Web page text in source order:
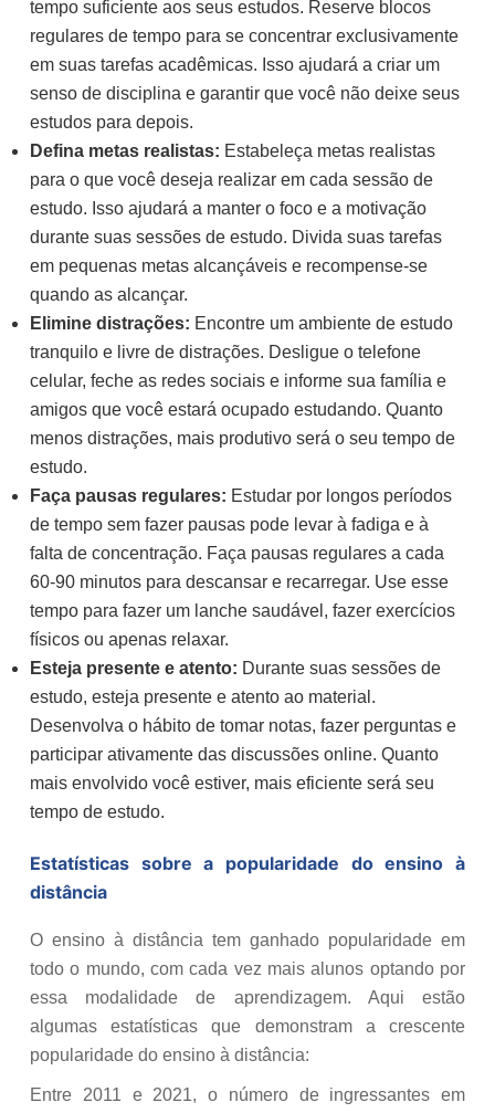
tempo suficiente aos seus estudos. Reserve blocos
regulares de tempo para se concentrar exclusivamente
em suas tarefas acadêmicas. Isso ajudará a criar um
senso de disciplina e garantir que você não deixe seus
estudos para depois.
Defina metas realistas: Estabeleça metas realistas
para o que você deseja realizar em cada sessão de
estudo. Isso ajudará a manter o foco e a motivação
durante suas sessões de estudo. Divida suas tarefas
em pequenas metas alcançáveis e recompense-se
quando as alcançar.
Elimine distrações: Encontre um ambiente de estudo
tranquilo e livre de distrações. Desligue o telefone
celular, feche as redes sociais e informe sua família e
amigos que você estará ocupado estudando. Quanto
menos distrações, mais produtivo será o seu tempo de
estudo.
Faça pausas regulares: Estudar por longos períodos
de tempo sem fazer pausas pode levar à fadiga e à
falta de concentração. Faça pausas regulares a cada
60-90 minutos para descansar e recarregar. Use esse
tempo para fazer um lanche saudável, fazer exercícios
físicos ou apenas relaxar.
Esteja presente e atento: Durante suas sessões de
estudo, esteja presente e atento ao material.
Desenvolva o hábito de tomar notas, fazer perguntas e
participar ativamente das discussões online. Quanto
mais envolvido você estiver, mais eficiente será seu
tempo de estudo.
Estatísticas sobre a popularidade do ensino à
distância
O ensino à distância tem ganhado popularidade em
todo o mundo, com cada vez mais alunos optando por
essa modalidade de aprendizagem. Aqui estão
algumas estatísticas que demonstram a crescente
popularidade do ensino à distância:
Entre 2011 e 2021, o número de ingressantes em